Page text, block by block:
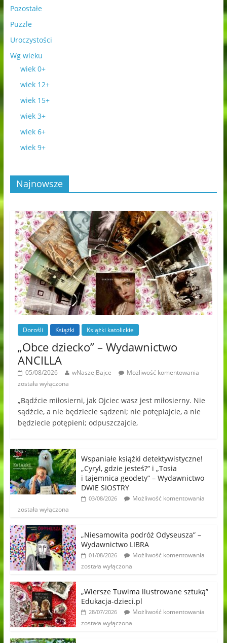
Pozostałe
Puzzle
Uroczystości
Wg wieku
wiek 0+
wiek 12+
wiek 15+
wiek 3+
wiek 6+
wiek 9+
Najnowsze
Dorośli Książki Książki katolickie
„Obce dziecko” – Wydawnictwo
ANCILLA
05/08/2026 wNaszejBajce
Możliwość komentowania
została wyłączona
„Bądźcie miłosierni, jak Ojciec wasz jest miłosierny. Nie
sądźcie, a nie będziecie sądzeni; nie potępiajcie, a nie
będziecie potępieni; odpuszczajcie,
Wspaniałe książki detektywistyczne!
„Cyryl, gdzie jesteś?” i „Tosia
i tajemnica geodety” – Wydawnictwo
DWIE SIOSTRY
03/08/2026
Możliwość komentowania
została wyłączona
„Niesamowita podróż Odyseusza” –
Wydawnictwo LIBRA
01/08/2026
Możliwość komentowania
została wyłączona
„Wiersze Tuwima ilustrowane sztuką”
Edukacja-dzieci.pl
28/07/2026
Możliwość komentowania
została wyłączona